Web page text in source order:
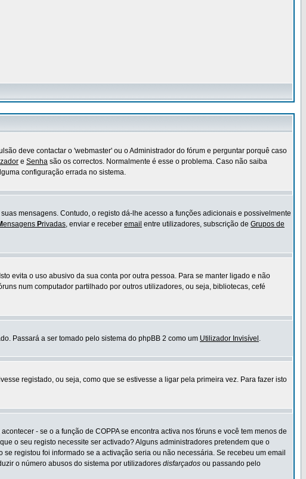
deve contactar o 'webmaster' ou o Administrador do fórum e perguntar porquê caso
e Senha são os correctos. Normalmente é esse o problema. Caso não saiba
configuração errada no sistema.
mensagens. Contudo, o registo dá-lhe acesso a funções adicionais e possivelmente
ensagens Privadas, enviar e receber email entre utilizadores, subscrição de Grupos de
evita o uso abusivo da sua conta por outra pessoa. Para se manter ligado e não
num computador partilhado por outros utilizadores, ou seja, bibliotecas, cefé
Passará a ser tomado pelo sistema do phpBB 2 como um Utilizador Invisível .
registado, ou seja, como que se estivesse a ligar pela primeira vez. Para fazer isto
- se o a função de COPPA se encontra activa nos fóruns e você tem menos de
o seu registo necessite ser activado? Alguns administradores pretendem que o
registou foi informado se a activação seria ou não necessária. Se recebeu um email
o número abusos do sistema por utilizadores disfarçados ou passando pelo